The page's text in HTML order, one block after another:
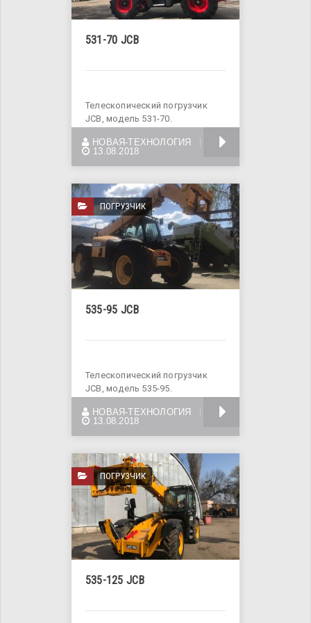
531-70 JCB
Телескопический погрузчик
JCB, модель 531-70.
общий вес
НОВАЯ-ТЕХНОЛОГИЯ
13.08.2018
ПОГРУЗЧИК
535-95 JCB
Телескопический погрузчик
JCB, модель 535-95.
общий вес
НОВАЯ-ТЕХНОЛОГИЯ
13.08.2018
ПОГРУЗЧИК
535-125 JCB